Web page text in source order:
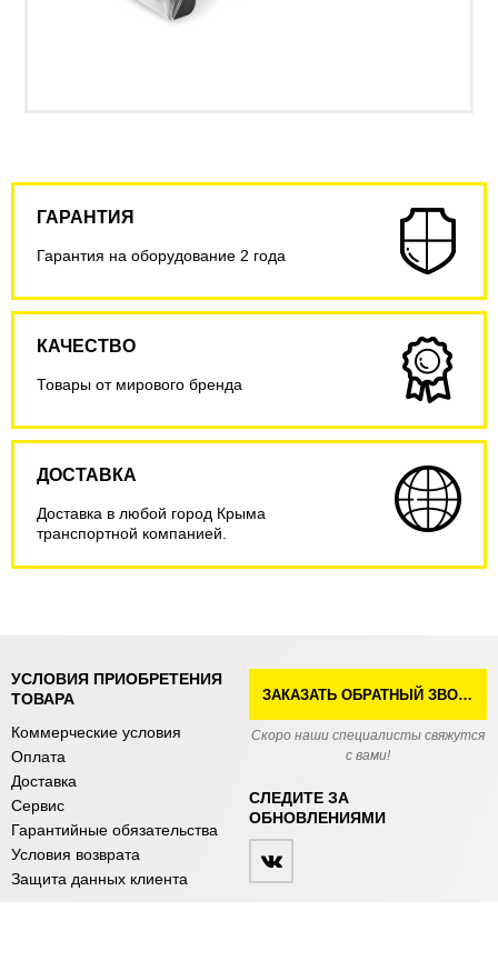
ГАРАНТИЯ
Гарантия на оборудование 2 года
КАЧЕСТВО
Товары от мирового бренда
ДОСТАВКА
Доставка в любой город Крыма
транспортной компанией.
УСЛОВИЯ ПРИОБРЕТЕНИЯ
ТОВАРА
Коммерческие условия
Оплата
Доставка
Сервис
Гарантийные обязательства
Условия возврата
Защита данных клиента
ЗАКАЗАТЬ ОБРАТНЫЙ ЗВОНОК
Скоро наши специалисты свяжутся
с вами!
СЛЕДИТЕ ЗА
ОБНОВЛЕНИЯМИ